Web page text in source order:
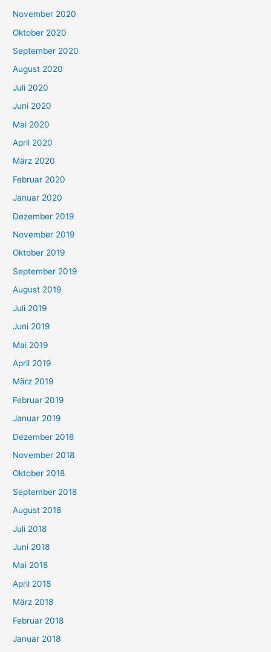
November 2020
Oktober 2020
September 2020
August 2020
Juli 2020
Juni 2020
Mai 2020
April 2020
März 2020
Februar 2020
Januar 2020
Dezember 2019
November 2019
Oktober 2019
September 2019
August 2019
Juli 2019
Juni 2019
Mai 2019
April 2019
März 2019
Februar 2019
Januar 2019
Dezember 2018
November 2018
Oktober 2018
September 2018
August 2018
Juli 2018
Juni 2018
Mai 2018
April 2018
März 2018
Februar 2018
Januar 2018